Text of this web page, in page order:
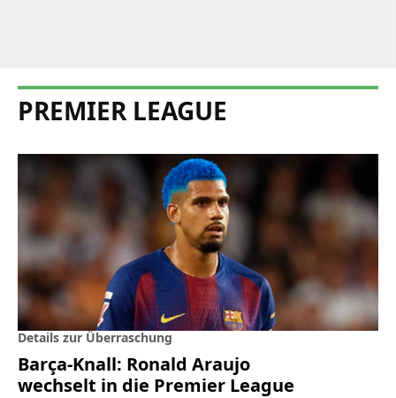
PREMIER LEAGUE
Details zur Überraschung
Barça-Knall: Ronald Araujo
wechselt in die Premier League